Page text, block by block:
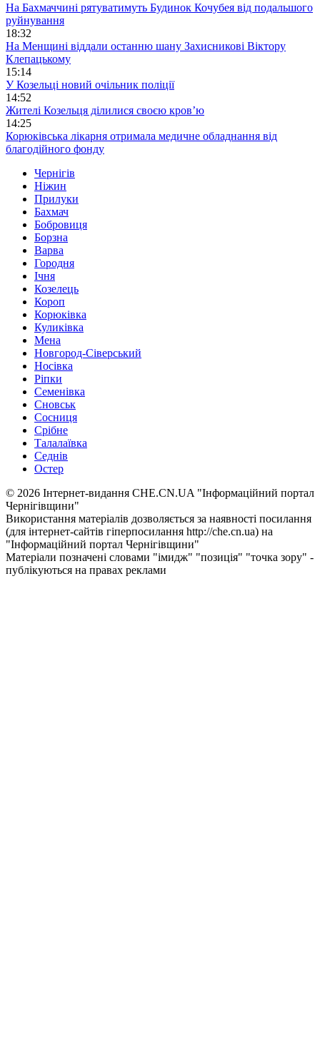
На Бахмаччині рятуватимуть Будинок Кочубея від подальшого
руйнування
18:32
На Менщині віддали останню шану Захисникові Віктору
Клепацькому
15:14
У Козельці новий очільник поліції
14:52
Жителі Козельця ділилися своєю кров’ю
14:25
Корюківська лікарня отримала медичне обладнання від
благодійного фонду
Чернігів
Ніжин
Прилуки
Бахмач
Бобровиця
Борзна
Варва
Городня
Ічня
Козелець
Короп
Корюківка
Куликівка
Мена
Новгород-Сіверський
Носівка
Ріпки
Семенівка
Сновськ
Сосниця
Срібне
Талалаївка
Седнів
Остер
© 2026 Інтернет-видання CHE.CN.UA "Інформаційний портал
Чернiгiвщини"
Використання матеріалів дозволяється за наявності посилання
(для інтернет-сайтів гіперпосилання http://che.cn.ua) на
"Інформаційний портал Чернiгiвщини"
Матеріали позначені словами "імидж" "позиція" "точка зору" -
публікуються на правах реклами